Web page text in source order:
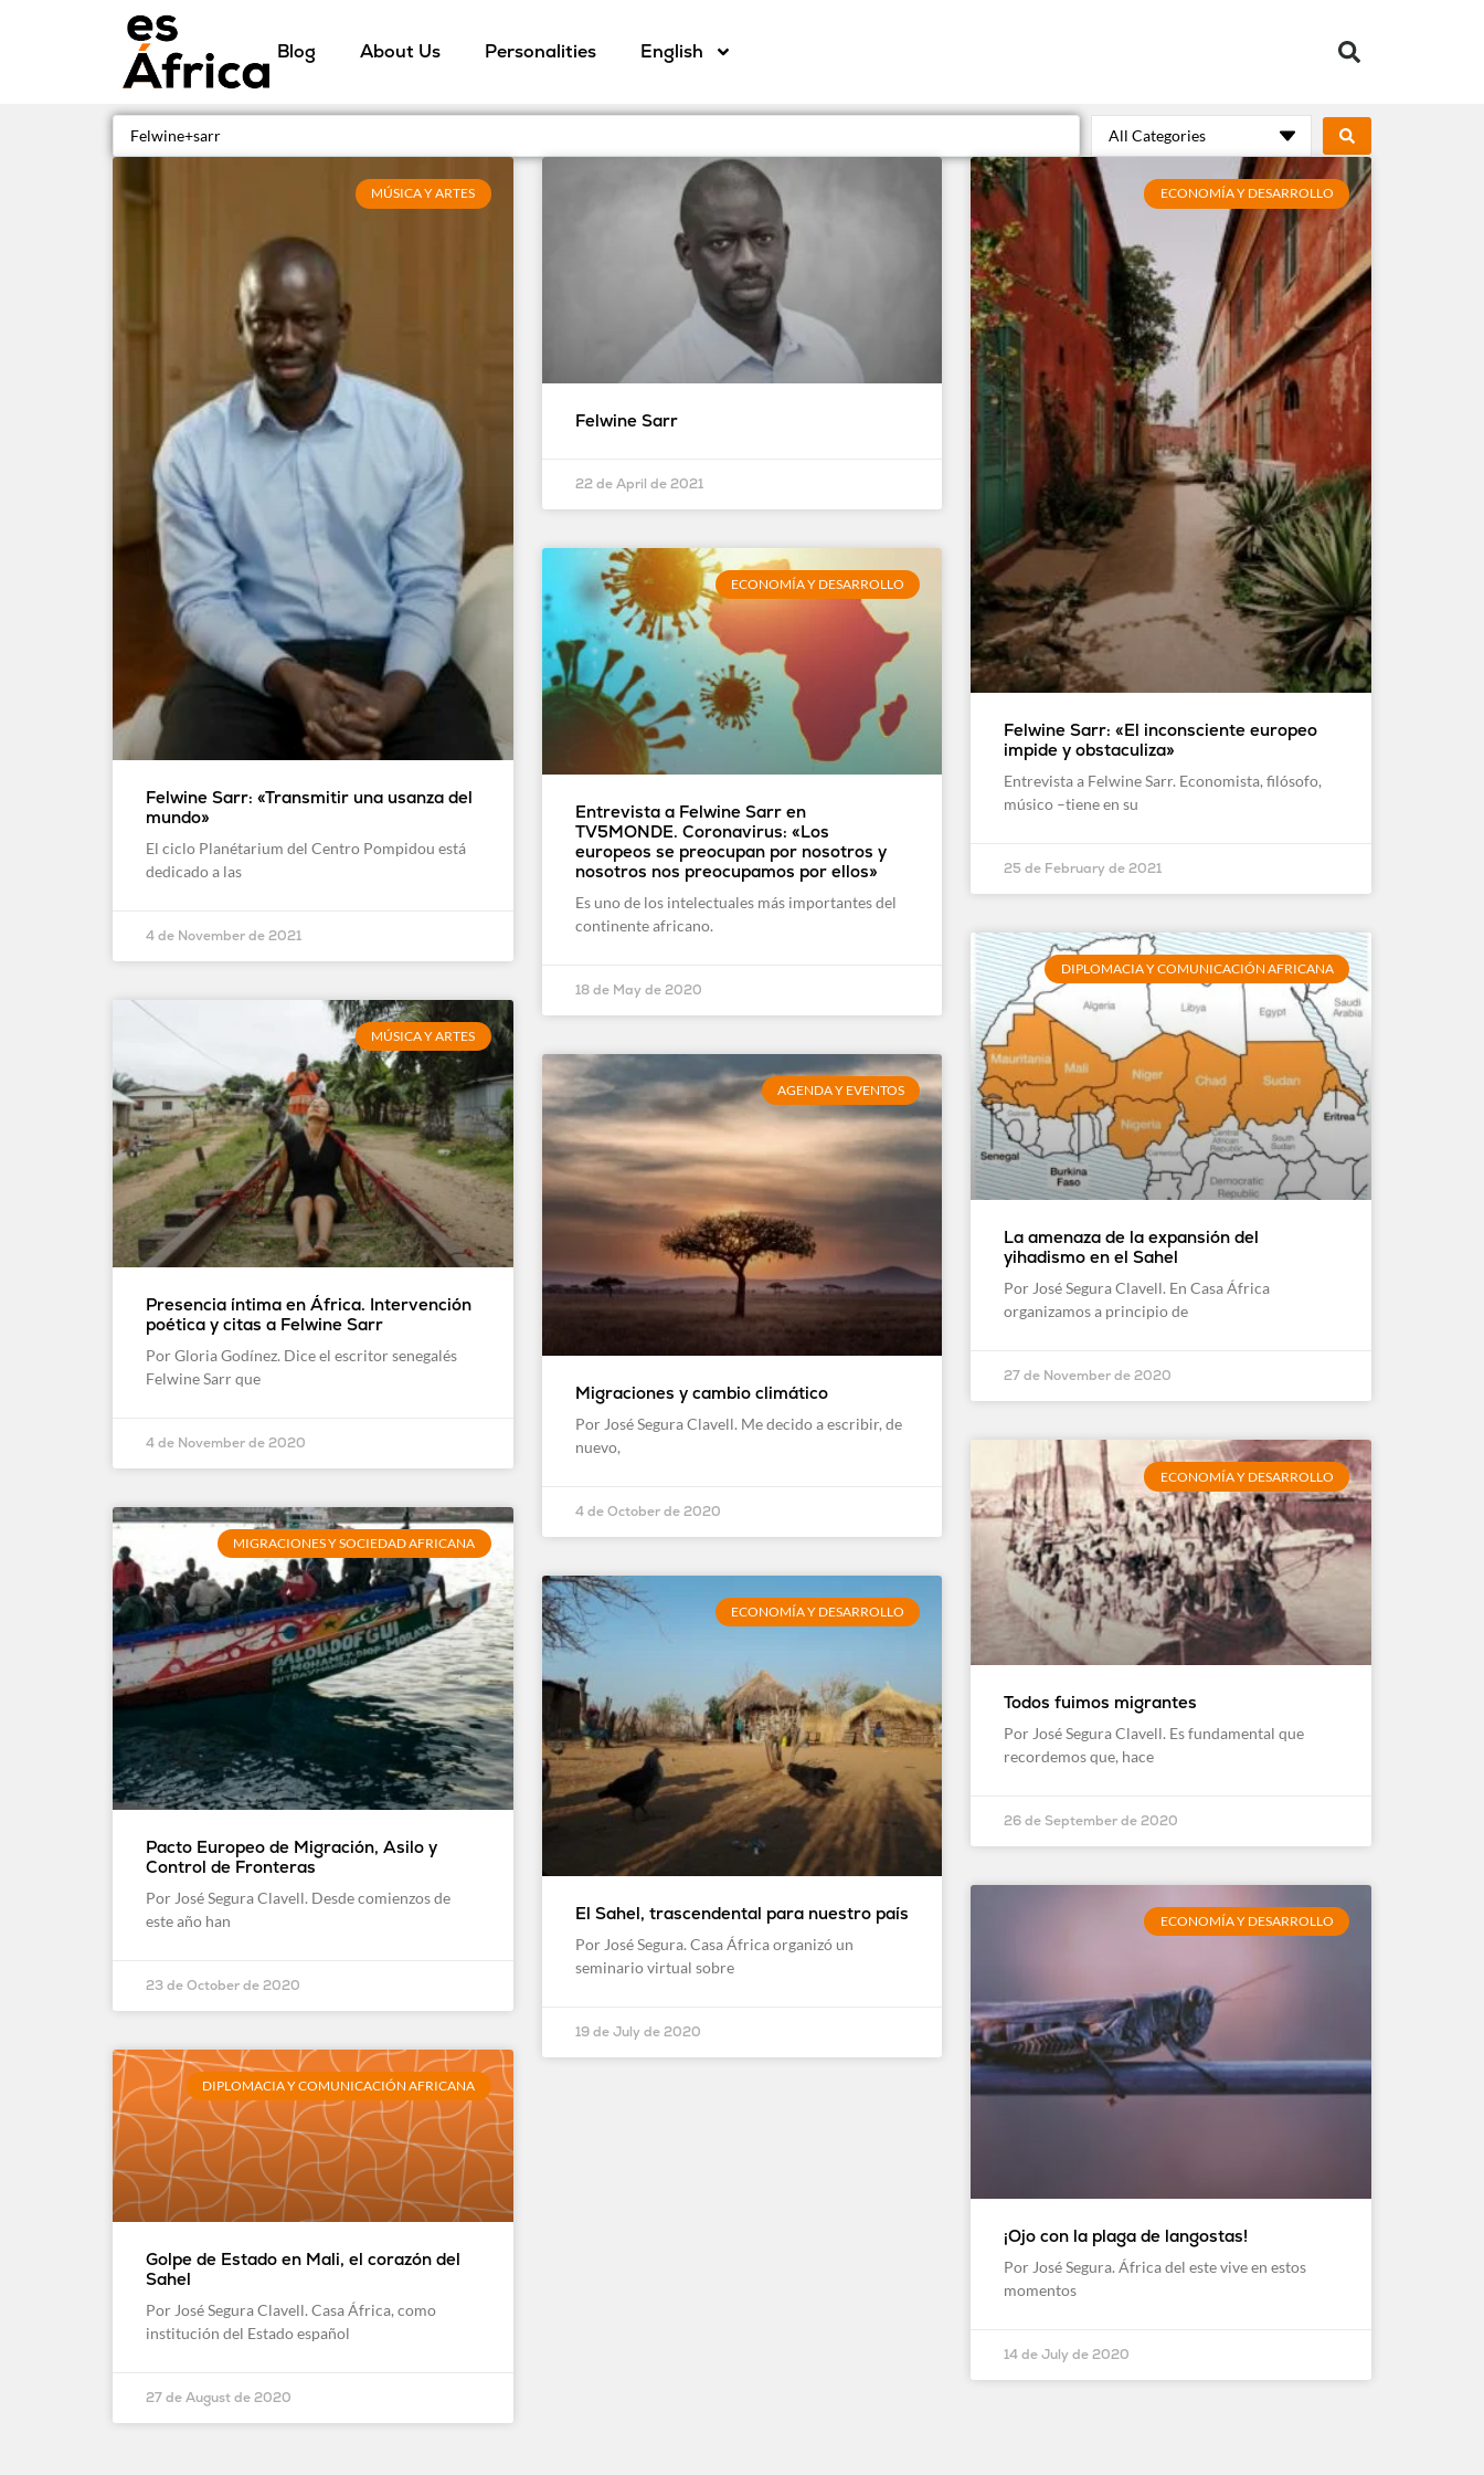
Blog About Us Personalities English
All Categories
MÚSICA Y ARTES
Felwine Sarr: «Transmitir una usanza del
mundo»
El ciclo Planétarium del Centro Pompidou está
dedicado a las
4 de November de 2021
Felwine Sarr
22 de April de 2021
ECONOMÍA Y DESARROLLO
Felwine Sarr: «El inconsciente europeo
impide y obstaculiza»
Entrevista a Felwine Sarr. Economista, filósofo,
músico –tiene en su
25 de February de 2021
MÚSICA Y ARTES
Presencia íntima en África. Intervención
poética y citas a Felwine Sarr
Por Gloria Godínez. Dice el escritor senegalés
Felwine Sarr que
4 de November de 2020
ECONOMÍA Y DESARROLLO
Entrevista a Felwine Sarr en
TV5MONDE. Coronavirus: «Los
europeos se preocupan por nosotros y
nosotros nos preocupamos por ellos»
Es uno de los intelectuales más importantes del
continente africano.
18 de May de 2020
DIPLOMACIA Y COMUNICACIÓN AFRICANA
La amenaza de la expansión del
yihadismo en el Sahel
Por José Segura Clavell. En Casa África
organizamos a principio de
27 de November de 2020
MIGRACIONES Y SOCIEDAD AFRICANA
Pacto Europeo de Migración, Asilo y
Control de Fronteras
Por José Segura Clavell. Desde comienzos de
este año han
23 de October de 2020
AGENDA Y EVENTOS
Migraciones y cambio climático
Por José Segura Clavell. Me decido a escribir, de
nuevo,
4 de October de 2020
ECONOMÍA Y DESARROLLO
Todos fuimos migrantes
Por José Segura Clavell. Es fundamental que
recordemos que, hace
26 de September de 2020
DIPLOMACIA Y COMUNICACIÓN AFRICANA
Golpe de Estado en Mali, el corazón del
Sahel
Por José Segura Clavell. Casa África, como
institución del Estado español
27 de August de 2020
ECONOMÍA Y DESARROLLO
El Sahel, trascendental para nuestro país
Por José Segura. Casa África organizó un
seminario virtual sobre
19 de July de 2020
ECONOMÍA Y DESARROLLO
¡Ojo con la plaga de langostas!
Por José Segura. África del este vive en estos
momentos
14 de July de 2020